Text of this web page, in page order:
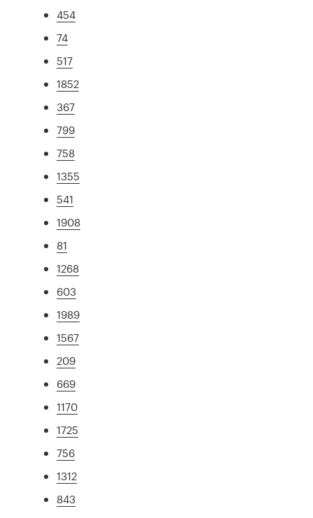
454
74
517
1852
367
799
758
1355
541
1908
81
1268
603
1989
1567
209
669
1170
1725
756
1312
843